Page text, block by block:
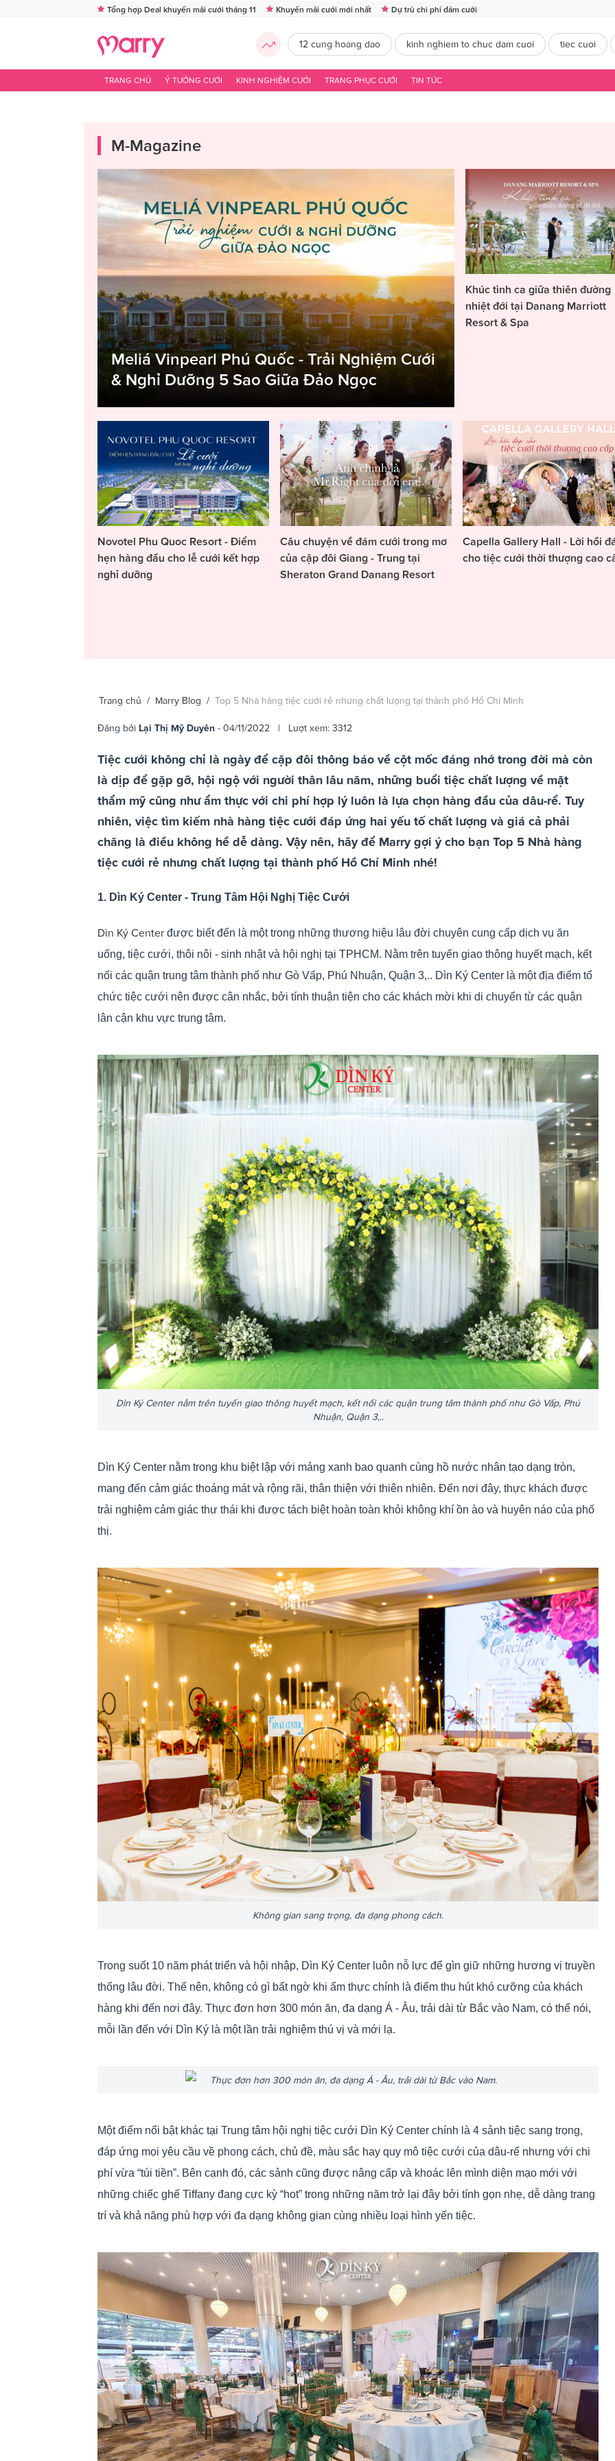
Tổng hợp Deal khuyến mãi cưới tháng 11 Khuyến mãi cưới mới nhất Dự trù chi phí đám cưới
12 cung hoang dao kinh nghiem to chuc dam cuoi tiec cuoi
TRANG CHỦ Ý TƯỞNG CƯỚI KINH NGHIỆM CƯỚI TRANG PHỤC CƯỚI TIN TỨC
M-Magazine
Meliá Vinpearl Phú Quốc - Trải Nghiệm Cưới
& Nghỉ Dưỡng 5 Sao Giữa Đảo Ngọc
Khúc tình ca giữa thiên đường
nhiệt đới tại Danang Marriott
Resort & Spa
Novotel Phu Quoc Resort - Điểm
hẹn hàng đầu cho lễ cưới kết hợp
nghỉ dưỡng
Câu chuyện về đám cưới trong mơ
của cặp đôi Giang - Trung tại
Sheraton Grand Danang Resort
Capella Gallery Hall - Lời hồi
cho tiệc cưới thời thượng cao
Trang chủ / Marry Blog / Top 5 Nhà hàng tiệc cưới rẻ nhưng chất lượng tại thành phố Hồ Chí Minh
Đăng bởi Lại Thị Mỹ Duyên - 04/11/2022 | Lượt xem: 3312
Tiệc cưới không chỉ là ngày để cặp đôi thông báo về cột mốc đáng nhớ trong đời mà còn
là dịp để gặp gỡ, hội ngộ với người thân lâu năm, những buổi tiệc chất lượng về mặt
thẩm mỹ cũng như ẩm thực với chi phí hợp lý luôn là lựa chọn hàng đầu của dâu-rể. Tuy
nhiên, việc tìm kiếm nhà hàng tiệc cưới đáp ứng hai yếu tố chất lượng và giá cả phải
chăng là điều không hề dễ dàng. Vậy nên, hãy để Marry gợi ý cho bạn Top 5 Nhà hàng
tiệc cưới rẻ nhưng chất lượng tại thành phố Hồ Chí Minh nhé!
1. Dìn Ký Center - Trung Tâm Hội Nghị Tiệc Cưới
Dìn Ký Center được biết đến là một trong những thương hiệu lâu đời chuyên cung cấp dịch vụ ăn
uống, tiệc cưới, thôi nôi - sinh nhật và hội nghị tại TPHCM. Nằm trên tuyến giao thông huyết mạch, kết
nối các quận trung tâm thành phố như Gò Vấp, Phú Nhuận, Quận 3,.. Dìn Ký Center là một địa điểm tổ
chức tiệc cưới nên được cân nhắc, bởi tính thuận tiện cho các khách mời khi di chuyển từ các quận
lân cận khu vực trung tâm.
Dìn Ký Center nằm trên tuyến giao thông huyết mạch, kết nối các quận trung tâm thành phố như Gò Vấp, Phú
Nhuận, Quận 3,..
Dìn Ký Center nằm trong khu biệt lập với mảng xanh bao quanh cùng hồ nước nhân tạo dạng tròn,
mang đến cảm giác thoáng mát và rộng rãi, thân thiện với thiên nhiên. Đến nơi đây, thực khách được
trải nghiệm cảm giác thư thái khi được tách biệt hoàn toàn khỏi không khí ồn ào và huyên náo của phố
thị.
Không gian sang trọng, đa dạng phong cách.
Trong suốt 10 năm phát triển và hội nhập, Dìn Ký Center luôn nỗ lực để gìn giữ những hương vị truyền
thống lâu đời. Thế nên, không có gì bất ngờ khi ẩm thực chính là điểm thu hút khó cưỡng của khách
hàng khi đến nơi đây. Thực đơn hơn 300 món ăn, đa dạng Á - Âu, trải dài từ Bắc vào Nam, có thể nói,
mỗi lần đến với Dìn Ký là một lần trải nghiệm thú vị và mới lạ.
Thực đơn hơn 300 món ăn, đa dạng Á - Âu, trải dài từ Bắc vào Nam.
Một điểm nổi bật khác tại Trung tâm hội nghị tiệc cưới Dìn Ký Center chính là 4 sảnh tiệc sang trọng,
đáp ứng mọi yêu cầu về phong cách, chủ đề, màu sắc hay quy mô tiệc cưới của dâu-rể nhưng với chi
phí vừa “túi tiền”. Bên cạnh đó, các sảnh cũng được nâng cấp và khoác lên mình diện mạo mới với
những chiếc ghế Tiffany đang cực kỳ “hot” trong những năm trở lại đây bởi tính gọn nhẹ, dễ dàng trang
trí và khả năng phù hợp với đa dạng không gian cùng nhiều loại hình yến tiệc.